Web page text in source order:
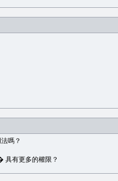
嗎？
有更多的權限？